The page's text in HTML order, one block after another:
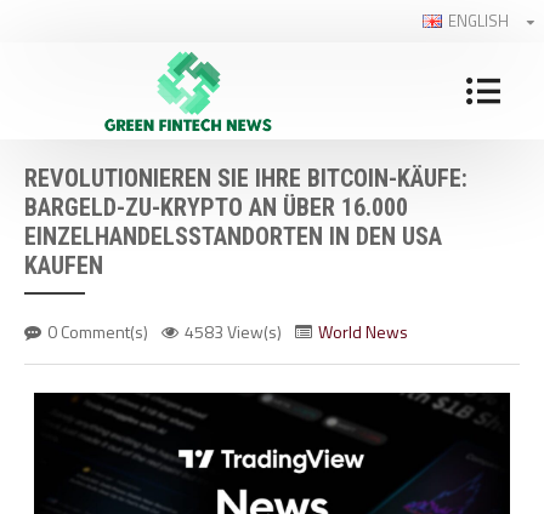
ENGLISH
REVOLUTIONIEREN SIE IHRE BITCOIN-KÄUFE:
BARGELD-ZU-KRYPTO AN ÜBER 16.000
EINZELHANDELSSTANDORTEN IN DEN USA
KAUFEN
0 Comment(s) 4583 View(s) World News